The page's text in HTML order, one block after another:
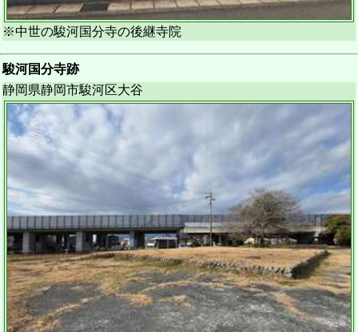
※中世の駿河国分寺の後継寺院
駿河国分寺跡
静岡県静岡市駿河区大谷